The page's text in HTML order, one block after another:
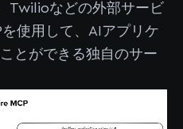
Twilioなどの外部サービ
使用して、AIアプリケ
とができる独自のサー